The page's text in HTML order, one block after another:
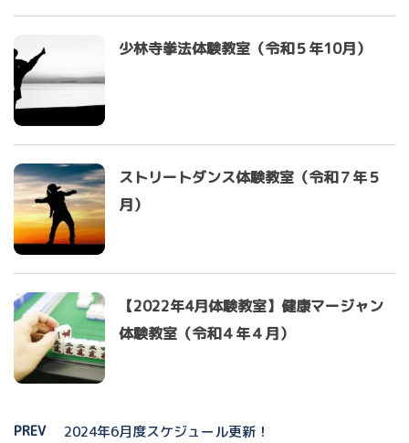
少林寺拳法体験教室（令和５年10月）
ストリートダンス体験教室（令和７年５
月）
【2022年4月体験教室】健康マージャン
体験教室（令和４年４月）
PREV 2024年6月度スケジュール更新！